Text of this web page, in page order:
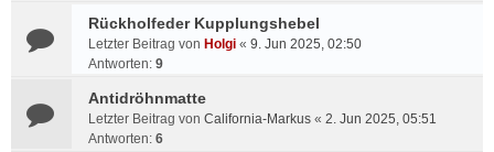
Rückholfeder Kupplungshebel
Letzter Beitrag von Holgi « 9. Jun 2025, 02:50
Antworten: 9
Antidröhnmatte
Letzter Beitrag von California-Markus « 2. Jun 2025, 05:51
Antworten: 6